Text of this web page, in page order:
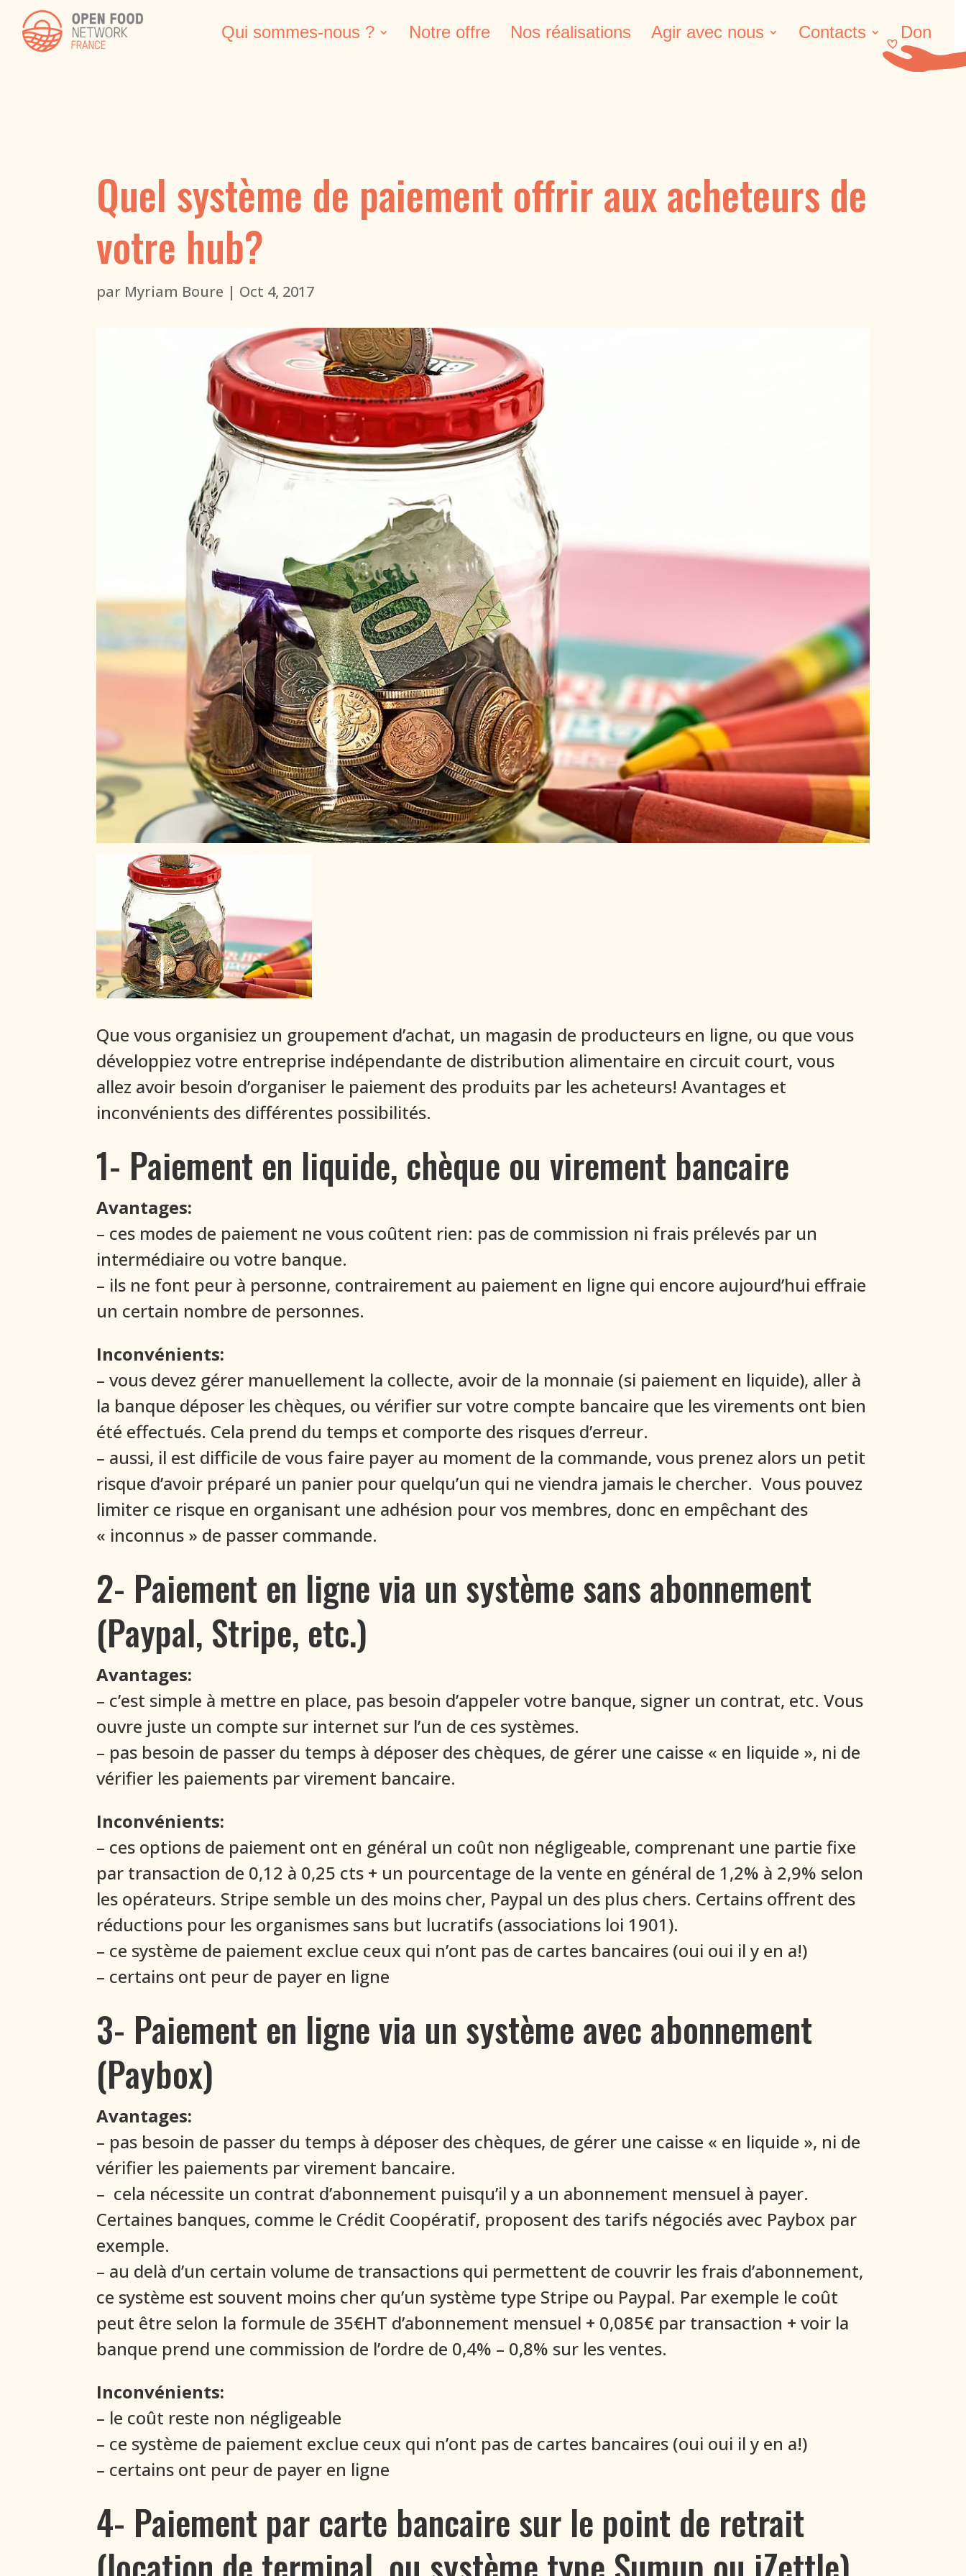
Qui sommes-nous ? Notre offre Nos réalisations Agir avec nous Contacts Don
Quel système de paiement offrir aux acheteurs de
votre hub?
par Myriam Boure | Oct 4, 2017
Que vous organisiez un groupement d’achat, un magasin de producteurs en ligne, ou que vous
développiez votre entreprise indépendante de distribution alimentaire en circuit court, vous
allez avoir besoin d’organiser le paiement des produits par les acheteurs! Avantages et
inconvénients des différentes possibilités.
1- Paiement en liquide, chèque ou virement bancaire
Avantages:
– ces modes de paiement ne vous coûtent rien: pas de commission ni frais prélevés par un
intermédiaire ou votre banque.
– ils ne font peur à personne, contrairement au paiement en ligne qui encore aujourd’hui effraie
un certain nombre de personnes.
Inconvénients:
– vous devez gérer manuellement la collecte, avoir de la monnaie (si paiement en liquide), aller à
la banque déposer les chèques, ou vérifier sur votre compte bancaire que les virements ont bien
été effectués. Cela prend du temps et comporte des risques d’erreur.
– aussi, il est difficile de vous faire payer au moment de la commande, vous prenez alors un petit
risque d’avoir préparé un panier pour quelqu’un qui ne viendra jamais le chercher. Vous pouvez
limiter ce risque en organisant une adhésion pour vos membres, donc en empêchant des
« inconnus » de passer commande.
2- Paiement en ligne via un système sans abonnement
(Paypal, Stripe, etc.)
Avantages:
– c’est simple à mettre en place, pas besoin d’appeler votre banque, signer un contrat, etc. Vous
ouvre juste un compte sur internet sur l’un de ces systèmes.
– pas besoin de passer du temps à déposer des chèques, de gérer une caisse « en liquide », ni de
vérifier les paiements par virement bancaire.
Inconvénients:
– ces options de paiement ont en général un coût non négligeable, comprenant une partie fixe
par transaction de 0,12 à 0,25 cts + un pourcentage de la vente en général de 1,2% à 2,9% selon
les opérateurs. Stripe semble un des moins cher, Paypal un des plus chers. Certains offrent des
réductions pour les organismes sans but lucratifs (associations loi 1901).
– ce système de paiement exclue ceux qui n’ont pas de cartes bancaires (oui oui il y en a!)
– certains ont peur de payer en ligne
3- Paiement en ligne via un système avec abonnement
(Paybox)
Avantages:
– pas besoin de passer du temps à déposer des chèques, de gérer une caisse « en liquide », ni de
vérifier les paiements par virement bancaire.
– cela nécessite un contrat d’abonnement puisqu’il y a un abonnement mensuel à payer.
Certaines banques, comme le Crédit Coopératif, proposent des tarifs négociés avec Paybox par
exemple.
– au delà d’un certain volume de transactions qui permettent de couvrir les frais d’abonnement,
ce système est souvent moins cher qu’un système type Stripe ou Paypal. Par exemple le coût
peut être selon la formule de 35€HT d’abonnement mensuel + 0,085€ par transaction + voir la
banque prend une commission de l’ordre de 0,4% – 0,8% sur les ventes.
Inconvénients:
– le coût reste non négligeable
– ce système de paiement exclue ceux qui n’ont pas de cartes bancaires (oui oui il y en a!)
– certains ont peur de payer en ligne
4- Paiement par carte bancaire sur le point de retrait